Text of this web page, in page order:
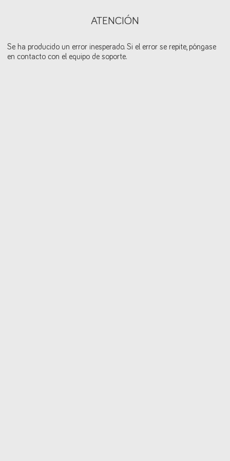
ATENCIÓN
Se ha producido un error inesperado. Si el error se repite, póngase
en contacto con el equipo de soporte.